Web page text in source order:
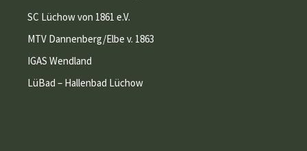
SC Lüchow von 1861 e.V.
MTV Dannenberg/Elbe v. 1863
IGAS Wendland
LüBad – Hallenbad Lüchow